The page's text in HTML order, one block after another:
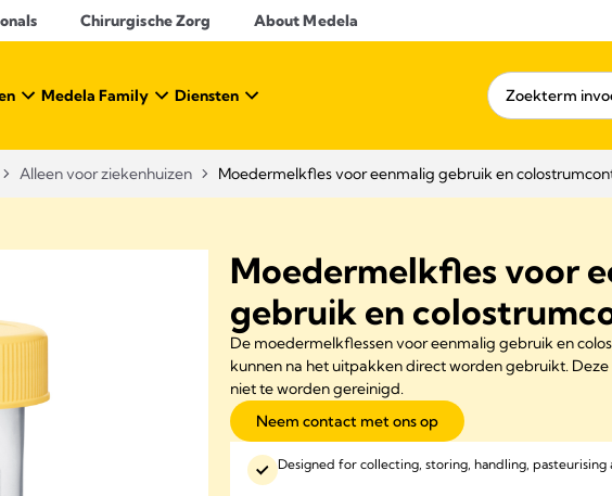
Chirurgische Zorg About Medela
Medela Family Diensten
Alleen voor ziekenhuizen Moedermelkfles voor eenmalig gebruik en
Moedermelkfles voor
gebruik en
De moedermelkflessen voor eenmalig gebruik en
kunnen na het uitpakken direct worden gebruikt.
niet te worden gereinigd.
Neem contact met ons op
Designed for collecting, storing, handling,